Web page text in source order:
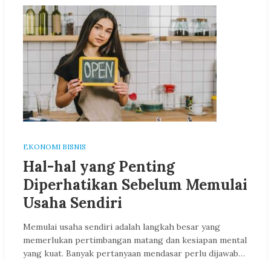
EKONOMI BISNIS
Hal-hal yang Penting
Diperhatikan Sebelum Memulai
Usaha Sendiri
Memulai usaha sendiri adalah langkah besar yang
memerlukan pertimbangan matang dan kesiapan mental
yang kuat. Banyak pertanyaan mendasar perlu dijawab…